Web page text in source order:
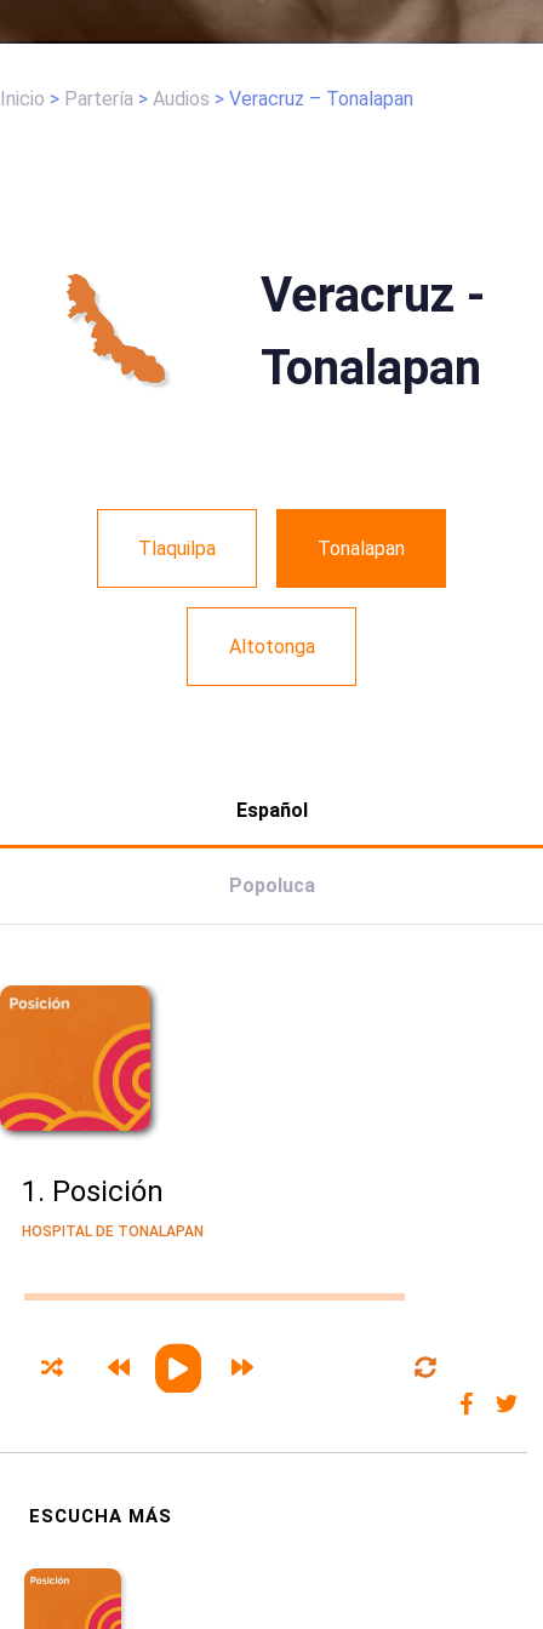
Inicio > Partería > Audios > Veracruz – Tonalapan
Veracruz -
Tonalapan
Tlaquilpa Tonalapan
Altotonga
Español
Popoluca
1. Posición
HOSPITAL DE TONALAPAN